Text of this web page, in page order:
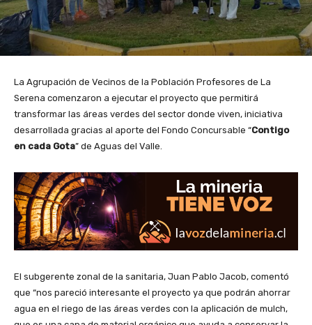
La Agrupación de Vecinos de la Población Profesores de La
Serena comenzaron a ejecutar el proyecto que permitirá
transformar las áreas verdes del sector donde viven, iniciativa
desarrollada gracias al aporte del Fondo Concursable “Contigo
en cada Gota” de Aguas del Valle.
El subgerente zonal de la sanitaria, Juan Pablo Jacob, comentó
que “nos pareció interesante el proyecto ya que podrán ahorrar
agua en el riego de las áreas verdes con la aplicación de mulch,